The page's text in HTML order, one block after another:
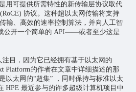
用可提供所需特性的新传输层协议取代
协议。这种超以太网传输将支持
输、高效的速率控制算法，并向人工智
公开一个简单的 API——或者至少这是
注目，因为它已经拥有基于以太网的
Platform的作者在文章中详细描述的那
以太网的“超集” ，同时保持与标准以太
HPE 最近参与的许多超级计算机项目中